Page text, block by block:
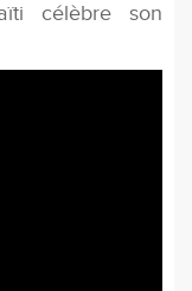
célèbre son